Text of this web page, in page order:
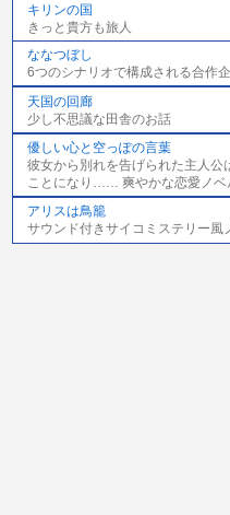
キリンの国
きっと貴方も旅人
ななつぼし
6つのシナリオで構成される合作
天国の回廊
少し不思議な田舎のお話
優しい心と空っぽの言葉
彼女から別れを告げられた主人公
ことになり…… 爽やかな恋愛ノベ
アリスは鳥籠
サウンド付きサイコミステリー風